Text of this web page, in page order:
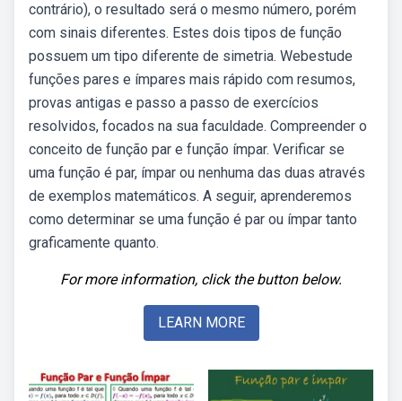
contrário), o resultado será o mesmo número, porém
com sinais diferentes. Estes dois tipos de função
possuem um tipo diferente de simetria. Webestude
funções pares e ímpares mais rápido com resumos,
provas antigas e passo a passo de exercícios
resolvidos, focados na sua faculdade. Compreender o
conceito de função par e função ímpar. Verificar se
uma função é par, ímpar ou nenhuma das duas através
de exemplos matemáticos. A seguir, aprenderemos
como determinar se uma função é par ou ímpar tanto
graficamente quanto.
For more information, click the button below.
LEARN MORE